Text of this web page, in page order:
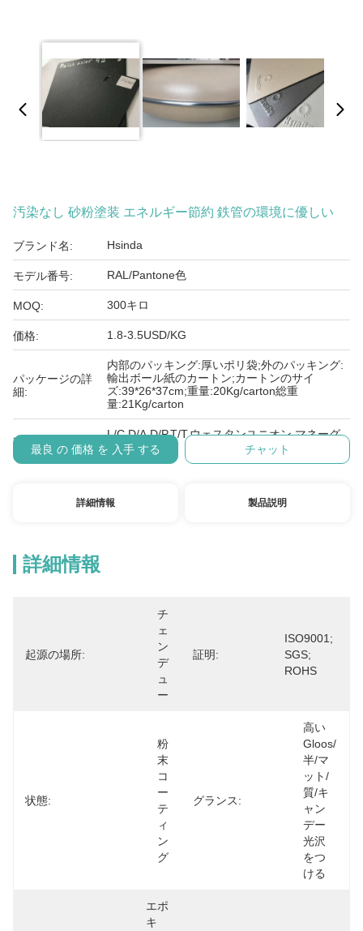
汚染なし 砂粉塗装 エネルギー節約 鉄管の環境に優しい
ブランド名: Hsinda
モデル番号: RAL/Pantone色
MOQ: 300キロ
価格: 1.8-3.5USD/KG
パッケージの詳
細:
内部のパッキング:厚いポリ袋;外のパッキング:
輸出ボール紙のカートン;カートンのサイ
ズ:39*26*37cm;重量:20Kg/carton総重
量:21Kg/carton
支払条件:
L/C,D/A,D/P,T/T,ウェスタンユニオン,マネーグ
ラム
最良 の 価格 を 入手 する チャット
詳細情報 製品説明
詳細情報
起源の場所:
チ
ェ
ン
デ
ュ
ー
証明:
ISO9001;
SGS;
ROHS
状態:
粉
末
コ
ー
テ
ィ
ン
グ
グランス:
高い
Gloos/
半/マ
ット/
質/キ
ャン
デー
光沢
をつ
ける
エポ
キ